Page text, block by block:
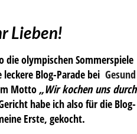
Lieben!
die olympischen Sommerspiele
leckere Blog-Parade bei Gesund
Motto „Wir kochen uns durch
habe ich also für die Blog-
Erste, gekocht.